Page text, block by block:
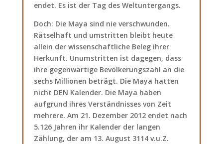
endet. Es ist der Tag des Weltuntergangs.
Doch: Die Maya sind nie verschwunden.
Rätselhaft und umstritten bleibt heute
allein der wissenschaftliche Beleg ihrer
Herkunft. Unumstritten ist dagegen, dass
ihre gegenwärtige Bevölkerungszahl an die
sechs Millionen beträgt. Die Maya hatten
nicht DEN Kalender. Die Maya haben
aufgrund ihres Verständnisses von Zeit
mehrere. Am 21. Dezember 2012 endet nach
5.126 Jahren ihr Kalender der langen
Zählung, der am 13. August 3114 v.u.Z.